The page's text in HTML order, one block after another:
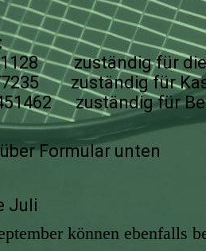
für die
für
zuständig für
Formular unten
Juli
können ebenfalls